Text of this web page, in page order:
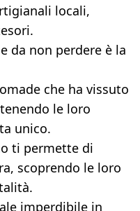
locali,
da non perdere è la
che ha vissuto
le loro
unico.
ti permette di
scoprendo le loro
imperdibile in